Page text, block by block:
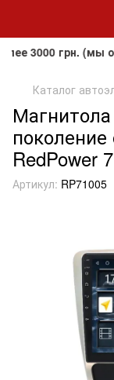
грн. (мы
Каталог
RedPower
Артикул: RP71005